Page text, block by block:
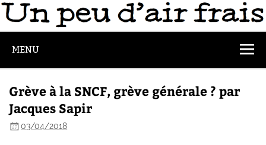
MENU
Grève à la SNCF, grève générale ? par
Jacques Sapir
03/04/2018